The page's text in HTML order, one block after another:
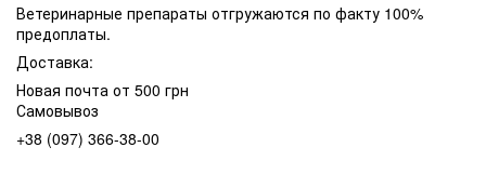
Ветеринарные препараты отгружаются по факту 100%
предоплаты.
Доставка:
Новая почта от 500 грн
Самовывоз
+38 (097) 366-38-00